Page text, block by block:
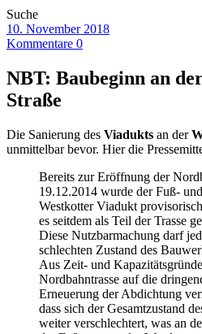
Suche
10. November 2018
Kommentare 0
NBT: Baubeginn an
Straße
Die Sanierung des Viadukts an der
unmittelbar bevor. Hier die
Bereits zur Eröffnung der
19.12.2014 wurde der Fuß-
Westkotter Viadukt
es seitdem als Teil der Trasse
Diese Nutzbarmachung darf
schlechten Zustand des
Aus Zeit- und
Nordbahntrasse auf die
Erneuerung der Abdichtung
dass sich der Gesamtzustand
weiter verschlechtert, was an